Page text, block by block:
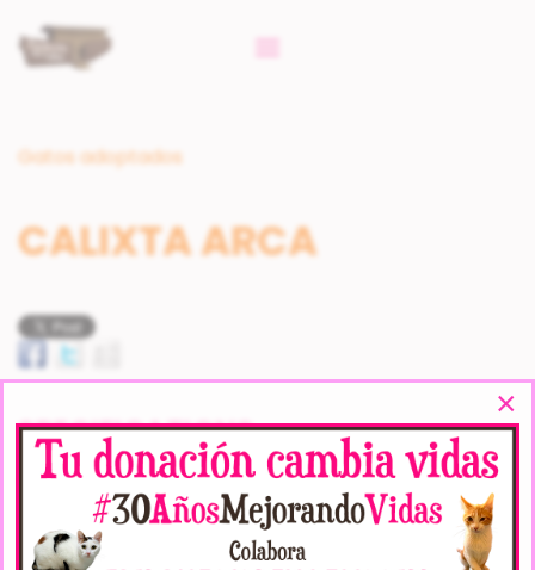
Gatos adoptados
CALIXTA ARCA
SPECIFICATIONS
Veces Visto:8630
< Anterior
×